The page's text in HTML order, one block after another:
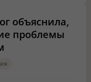
объяснила,
проблемы